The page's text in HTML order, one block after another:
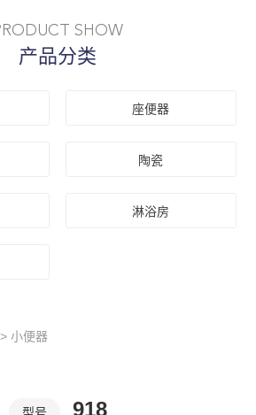
SHOW
产品分类
座便器
陶瓷
淋浴房
小便器
型号 918